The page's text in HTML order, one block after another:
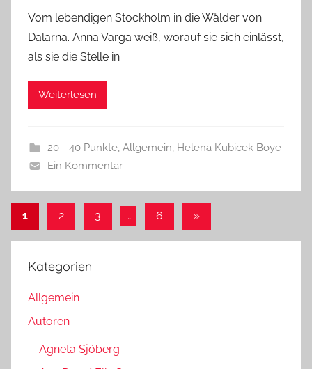
Vom lebendigen Stockholm in die Wälder von
Dalarna. Anna Varga weiß, worauf sie sich einlässt,
als sie die Stelle in
Weiterlesen
20 - 40 Punkte, Allgemein, Helena Kubicek Boye
Ein Kommentar
Seitennummerierung
der
Beiträge
1 2 3 … 6
Nächste
»
Kategorien
Allgemein
Autoren
Agneta Sjöberg